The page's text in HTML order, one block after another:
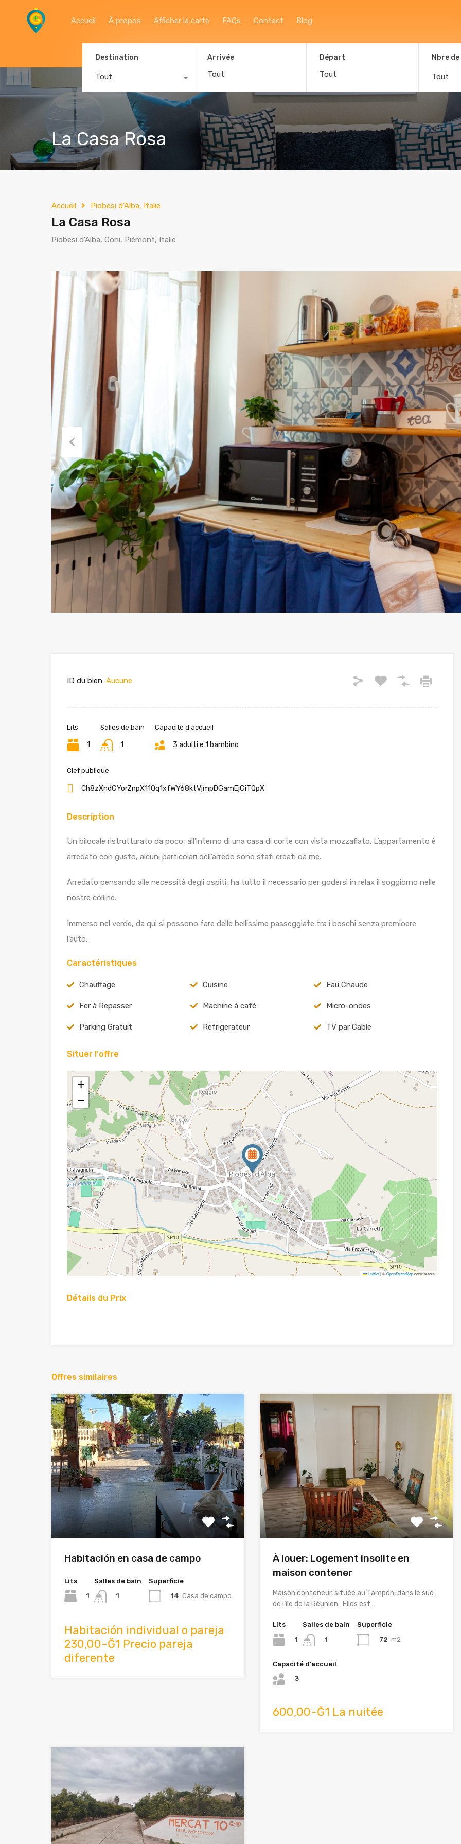
Accueil
Accueil À propos Afficher la carte FAQs Contact Blog
Destination
Tout
Arrivée Départ Nbre
Tout
La Casa Rosa
Accueil Piobesi d'Alba, Italie
La Casa Rosa
Piobesi d'Alba, Coni, Piémont, Italie
Previous
ID du bien: Aucune
Lits
1
Salles de bain
1
Capacité d'accueil
3 adulti e 1 bambino
Clef publique
Ch8zXndGYorZnpX11Qq1xfWY68ktVjmpDGamEjGiTQpX
Description
Un bilocale ristrutturato da poco, all’interno di una casa di corte con vista mozzafiato. L’appartamento è
arredato con gusto, alcuni particolari dell’arredo sono stati creati da me.
Arredato pensando alle necessità degli ospiti, ha tutto il necessario per godersi in relax il soggiorno nelle
nostre colline.
Immerso nel verde, da qui si possono fare delle bellissime passeggiate tra i boschi senza premioere
l’auto.
Caractéristiques
Chauffage Cuisine Eau Chaude
Fer à Repasser Machine à café Micro-ondes
Parking Gratuit Refrigerateur TV par Cable
Situer l'offre
+
−
Leaflet|©OpenStreetMapcontributors
Détails du Prix
Offres similaires
Habitación en casa de campo
Lits
1
Salles de bain
1
Superficie
14 Casa de campo
Habitación individual o pareja
230,00-Ğ1 Precio pareja
diferente
À louer: Logement insolite en
maison contener
Maison conteneur, située au Tampon, dans le sud
de l’île de la Réunion. Elles est…
Lits
1
Salles de bain
1
Superficie
72 m2
Capacité d'accueil
3
600,00-Ğ1 La nuitée